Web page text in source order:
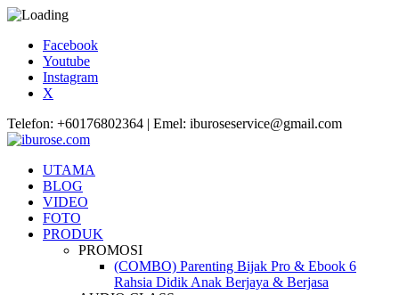
Facebook
Youtube
Instagram
X
Telefon: +60176802364 | Emel: iburoseservice@gmail.com
UTAMA
BLOG
VIDEO
FOTO
PRODUK
PROMOSI
(COMBO) Parenting Bijak Pro & Ebook 6
Rahsia Didik Anak Berjaya & Berjasa